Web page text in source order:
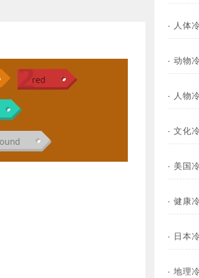
· 人体
· 动物
· 人物
· 文化
· 美国
· 健康
· 日本
· 地理